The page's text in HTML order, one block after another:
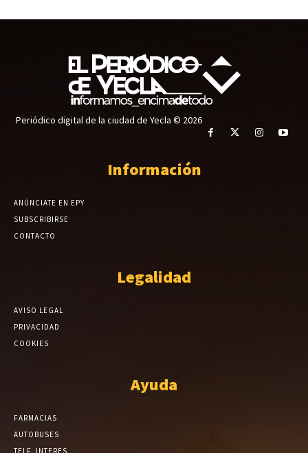
Periódico digital de la ciudad de Yecla © 2026
Información
ANÚNCIATE EN EPY
SUBSCRIBIRSE
CONTACTO
Legalidad
AVISO LEGAL
PRIVACIDAD
COOKIES
Ayuda
FARMACIAS
AUTOBUSES